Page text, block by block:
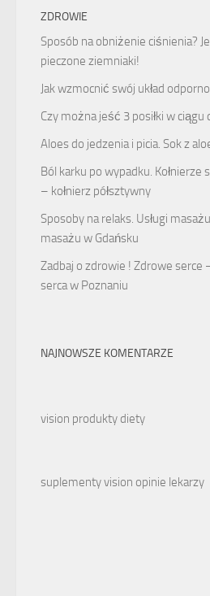
ZDROWIE
Sposób na obniżenie ciśnienia?
pieczone ziemniaki!
Jak wzmocnić swój układ
Czy można jeść 3 posiłki w ciągu
Aloes do jedzenia i picia. Sok z
Ból karku po wypadku. Kołnierze
– kołnierz półsztywny
Sposoby na relaks. Usługi
masażu w Gdańsku
Zadbaj o zdrowie ! Zdrowe serce
serca w Poznaniu
NAJNOWSZE KOMENTARZE
vision produkty diety
suplementy vision opinie lekarzy